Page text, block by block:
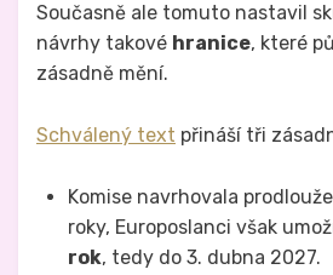
Současně ale tomuto nastavil
návrhy takové hranice, které
zásadně mění.
Schválený text přináší tři
Komise navrhovala
roky, Europoslanci však
rok, tedy do 3. dubna 2027.